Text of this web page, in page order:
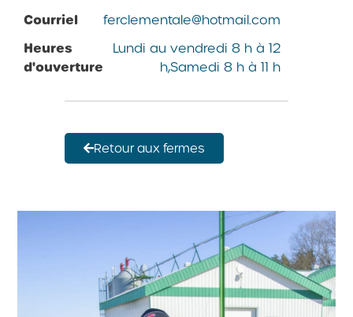
Courriel
ferclementale@hotmail.com
Heures
d'ouverture
Lundi au vendredi 8 h à 12
h,Samedi 8 h à 11 h
Retour aux fermes